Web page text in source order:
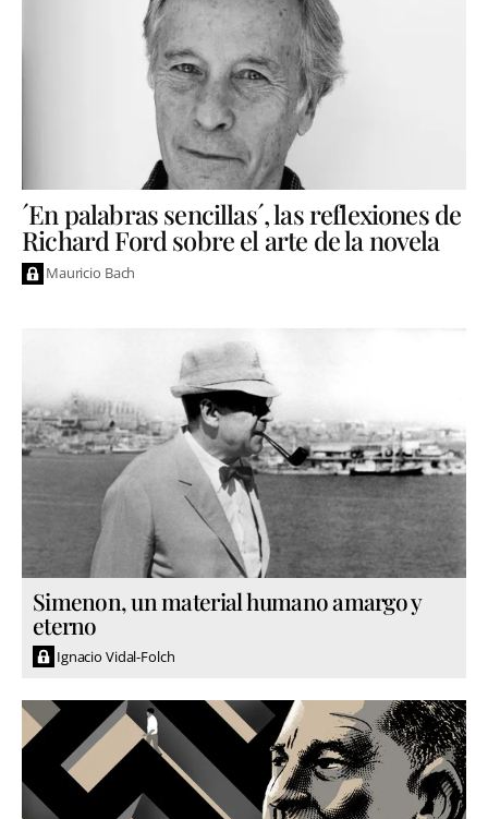
´En palabras sencillas´, las reflexiones de
Richard Ford sobre el arte de la novela
Mauricio Bach
Simenon, un material humano amargo y
eterno
Ignacio Vidal-Folch